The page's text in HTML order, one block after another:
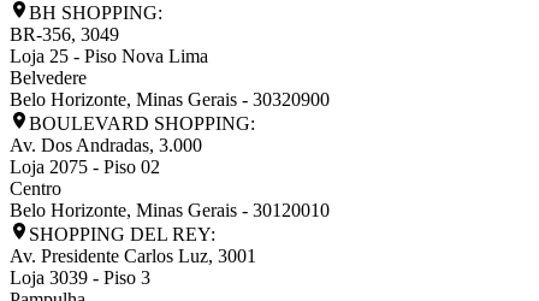
BH SHOPPING:
BR-356, 3049
Loja 25 - Piso Nova Lima
Belvedere
Belo Horizonte, Minas Gerais - 30320900
BOULEVARD SHOPPING:
Av. Dos Andradas, 3.000
Loja 2075 - Piso 02
Centro
Belo Horizonte, Minas Gerais - 30120010
SHOPPING DEL REY:
Av. Presidente Carlos Luz, 3001
Loja 3039 - Piso 3